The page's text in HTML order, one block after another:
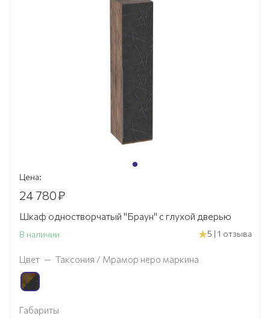
Цена:
24 780₽
Шкаф одностворчатый "Браун" с глухой дверью
В наличии 5 | 1 отзыва
Цвет — Таксония / Мрамор неро маркина
Габариты